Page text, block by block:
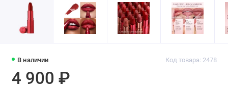
В наличии Код товара: 2478
4 900 ₽